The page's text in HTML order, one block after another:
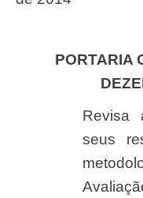
PORTARIA GM N. 2.778, DE 18 DE
Revisa a relação de metas, com
seus